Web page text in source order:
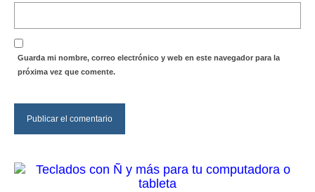
Guarda mi nombre, correo electrónico y web en este navegador para la
próxima vez que comente.